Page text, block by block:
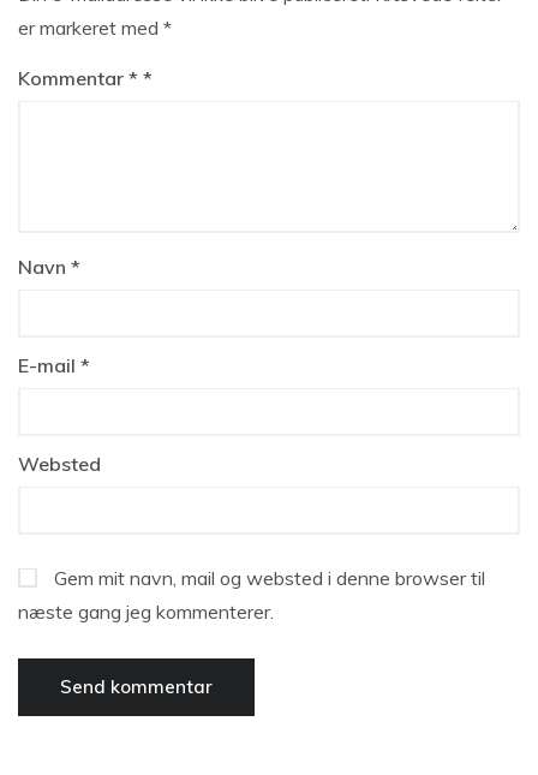
er markeret med *
Kommentar *
Navn *
E-mail *
Websted
Gem mit navn, mail og websted i denne browser til
næste gang jeg kommenterer.